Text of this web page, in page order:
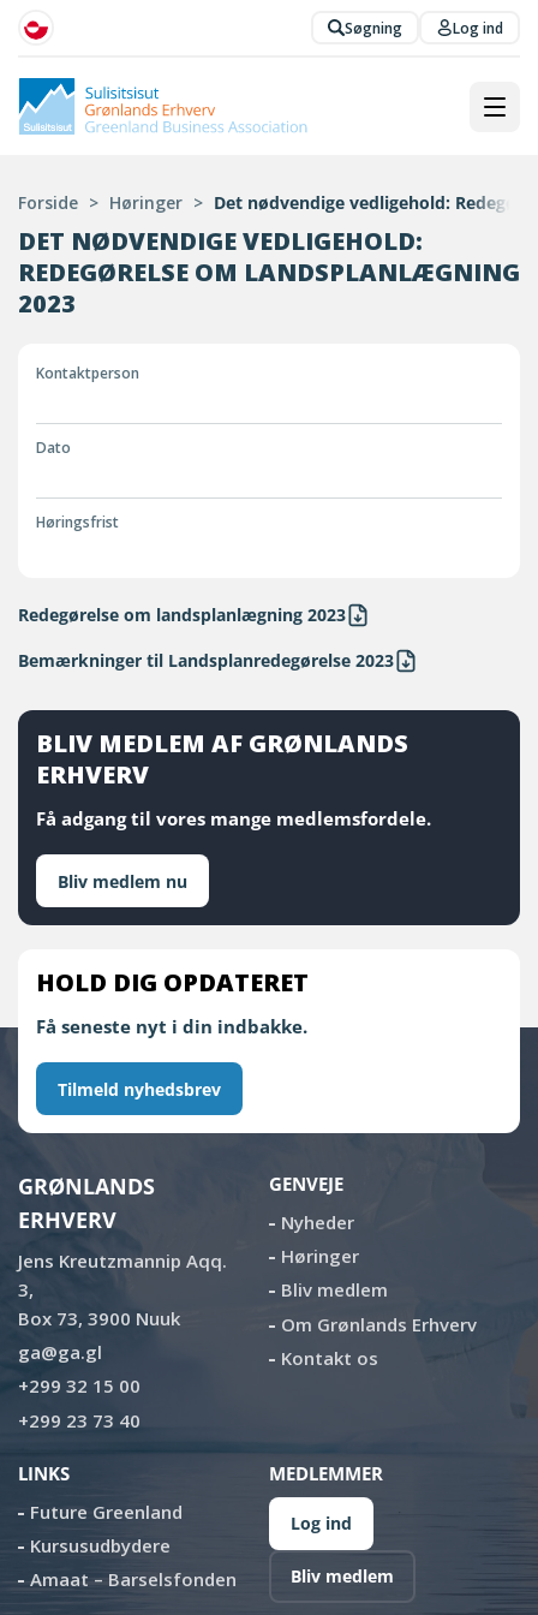
Søgning Log ind
Forside > Høringer > Det nødvendige vedligehold:
DET NØDVENDIGE VEDLIGEHOLD:
REDEGØRELSE OM LANDSPLANLÆGNING
2023
Kontaktperson
Dato
Høringsfrist
Redegørelse om landsplanlægning 2023
Bemærkninger til Landsplanredegørelse 2023
BLIV MEDLEM AF GRØNLANDS
ERHVERV
Få adgang til vores mange medlemsfordele.
Bliv medlem nu
HOLD DIG OPDATERET
Få seneste nyt i din indbakke.
Tilmeld nyhedsbrev
GRØNLANDS
ERHVERV
Jens Kreutzmannip Aqq.
3,
Box 73, 3900 Nuuk
ga@ga.gl
+299 32 15 00
+299 23 73 40
GENVEJE
Nyheder
Høringer
Bliv medlem
Om Grønlands Erhverv
Kontakt os
LINKS
Future Greenland
Kursusudbydere
Amaat – Barselsfonden
MEDLEMMER
Log ind
Bliv medlem